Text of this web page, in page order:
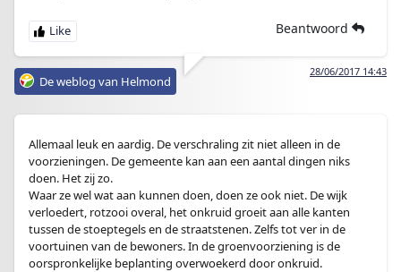
Beantwoord
28/06/2017 14:43
De weblog van Helmond
Allemaal leuk en aardig. De verschraling zit niet alleen in de
voorzieningen. De gemeente kan aan een aantal dingen niks
doen. Het zij zo.
Waar ze wel wat aan kunnen doen, doen ze ook niet. De wijk
verloedert, rotzooi overal, het onkruid groeit aan alle kanten
tussen de stoeptegels en de straatstenen. Zelfs tot ver in de
voortuinen van de bewoners. In de groenvoorziening is de
oorspronkelijke beplanting overwoekerd door onkruid.